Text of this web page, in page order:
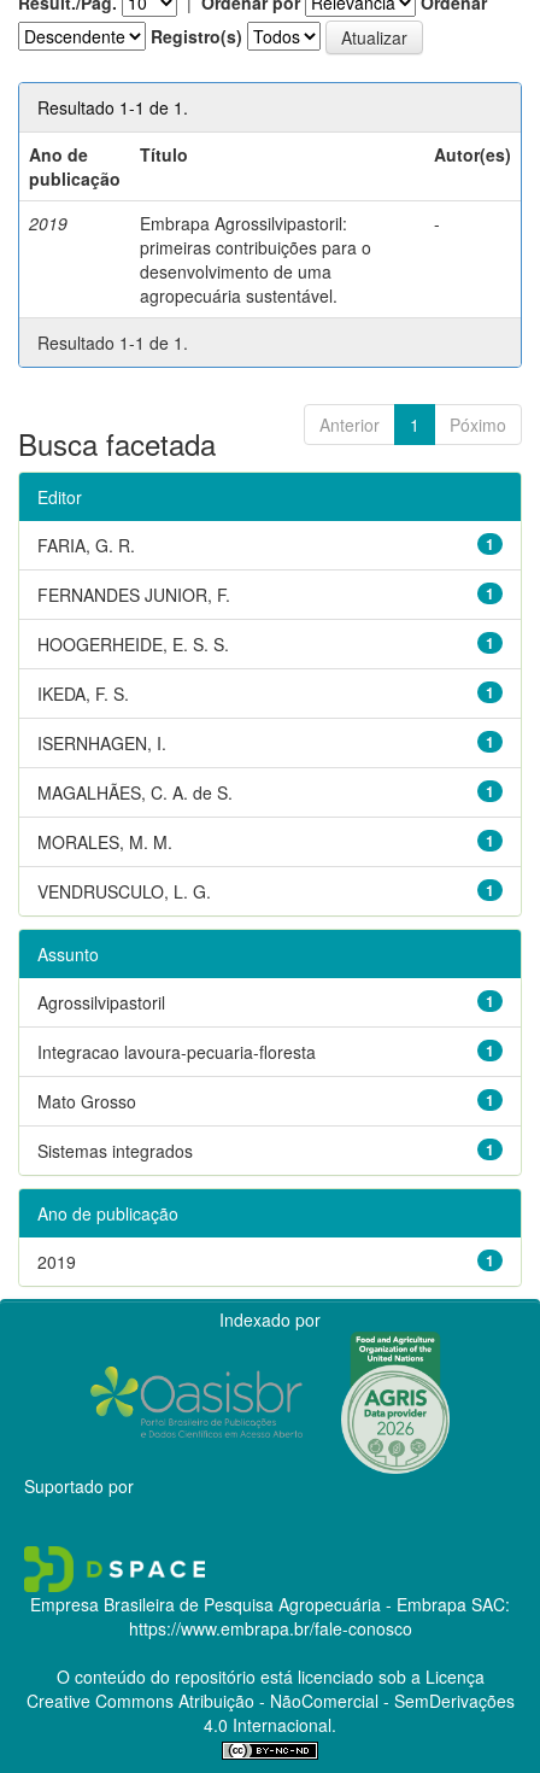
Registro(s)
Resultado 1-1 de 1.
Ano de
publicação
Título Autor(es)
2019
Embrapa Agrossilvipastoril:
primeiras contribuições para o
desenvolvimento de uma
agropecuária sustentável.
-
Resultado 1-1 de 1.
Anterior 1 Póximo
Busca facetada
Editor
1
FARIA, G. R.
1
FERNANDES JUNIOR, F.
1
HOOGERHEIDE, E. S. S.
1
IKEDA, F. S.
1
ISERNHAGEN, I.
1
MAGALHÃES, C. A. de S.
1
MORALES, M. M.
1
VENDRUSCULO, L. G.
Assunto
1
Agrossilvipastoril
1
Integracao lavoura-pecuaria-floresta
1
Mato Grosso
1
Sistemas integrados
Ano de publicação
1
2019
Indexado por
Suportado por
Empresa Brasileira de Pesquisa Agropecuária - Embrapa SAC:
https://www.embrapa.br/fale-conosco
O conteúdo do repositório está licenciado sob a Licença
Creative CommonsAtribuição - NãoComercial - SemDerivações
4.0 Internacional.